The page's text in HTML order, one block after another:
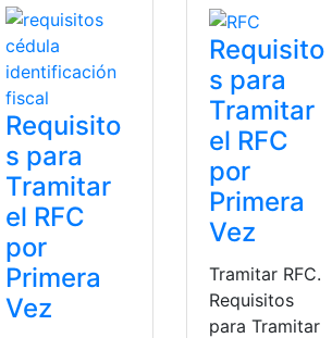
Requisito
s para
Tramitar
el RFC
por
Primera
Vez
Requisito
s para
Tramitar
el RFC
por
Primera
Vez
Tramitar RFC.
Requisitos
para Tramitar